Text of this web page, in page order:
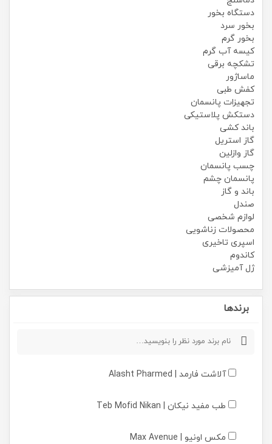
دستگاه بخور
بخور سرد
بخور گرم
کیسه آب گرم
تشکچه برقی
ماساژور
کفش طبی
تجهیزات پانسمان
دستکش پلاستیکی
باند کشی
گاز استریل
گاز وازلین
چسب پانسمان
پانسمان چشم
باند و گاز
صندل
لوازم شخصی
محصولات زناشویی
اسپری تاخیری
کاندوم
ژل آمیزشی
برندها
آلاشت فارمد | Alasht Pharmed
طب مفید نیکان | Teb Mofid Nikan
مکس اونیو | Max Avenue